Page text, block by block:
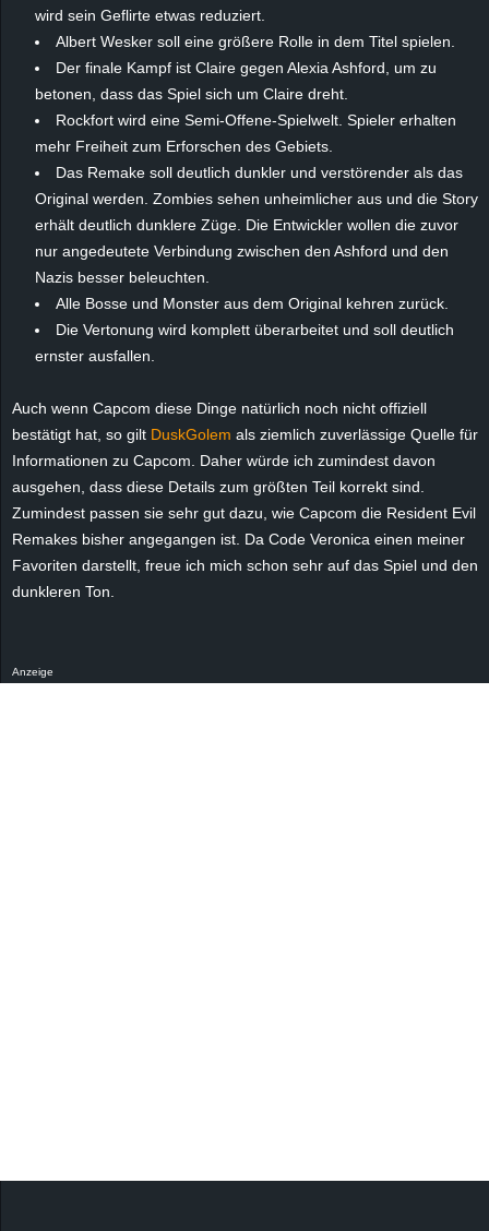
wird sein Geflirte etwas reduziert.
Albert Wesker soll eine größere Rolle in dem Titel spielen.
Der finale Kampf ist Claire gegen Alexia Ashford, um zu
betonen, dass das Spiel sich um Claire dreht.
Rockfort wird eine Semi-Offene-Spielwelt. Spieler erhalten
mehr Freiheit zum Erforschen des Gebiets.
Das Remake soll deutlich dunkler und verstörender als das
Original werden. Zombies sehen unheimlicher aus und die Story
erhält deutlich dunklere Züge. Die Entwickler wollen die zuvor
nur angedeutete Verbindung zwischen den Ashford und den
Nazis besser beleuchten.
Alle Bosse und Monster aus dem Original kehren zurück.
Die Vertonung wird komplett überarbeitet und soll deutlich
ernster ausfallen.
Auch wenn Capcom diese Dinge natürlich noch nicht offiziell
bestätigt hat, so gilt DuskGolem als ziemlich zuverlässige Quelle für
Informationen zu Capcom. Daher würde ich zumindest davon
ausgehen, dass diese Details zum größten Teil korrekt sind.
Zumindest passen sie sehr gut dazu, wie Capcom die Resident Evil
Remakes bisher angegangen ist. Da Code Veronica einen meiner
Favoriten darstellt, freue ich mich schon sehr auf das Spiel und den
dunkleren Ton.
Anzeige